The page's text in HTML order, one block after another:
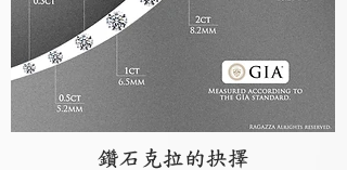
鑽石克拉的抉擇